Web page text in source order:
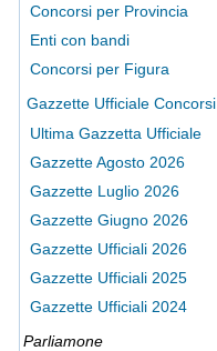
Concorsi per Provincia
Enti con bandi
Concorsi per Figura
Gazzette Ufficiale Concorsi
Ultima Gazzetta Ufficiale
Gazzette Agosto 2026
Gazzette Luglio 2026
Gazzette Giugno 2026
Gazzette Ufficiali 2026
Gazzette Ufficiali 2025
Gazzette Ufficiali 2024
Parliamone